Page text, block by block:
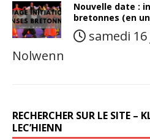
Nouvelle date :
bretonnes (en
samedi
Nolwenn
RECHERCHER SUR LE SITE –
LEC’HIENN